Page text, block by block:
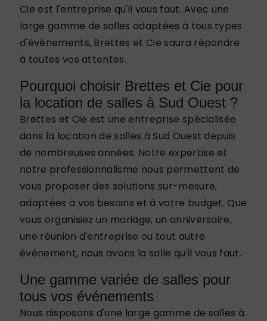
Cie est l'entreprise qu'il vous faut. Avec une
large gamme de salles adaptées à tous types
d'événements, Brettes et Cie saura répondre
à toutes vos attentes.
Pourquoi choisir Brettes et Cie pour
la location de salles à Sud Ouest ?
Brettes et Cie est une entreprise spécialisée
dans la location de salles à Sud Ouest depuis
de nombreuses années. Notre expertise et
notre professionnalisme nous permettent de
vous proposer des solutions sur-mesure,
adaptées à vos besoins et à votre budget. Que
vous organisiez un mariage, un anniversaire,
une réunion d'entreprise ou tout autre
événement, nous avons la salle qu'il vous faut.
Une gamme variée de salles pour
tous vos événements
Nous disposons d'une large gamme de salles à